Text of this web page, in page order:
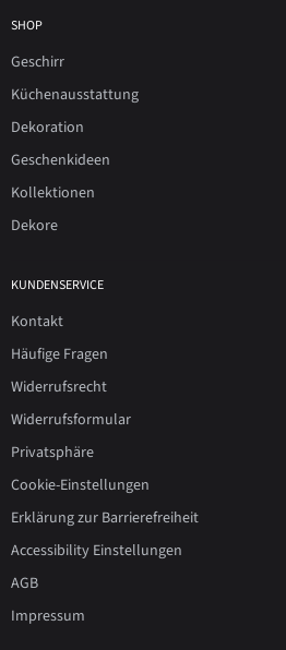
SHOP
Geschirr
Küchenausstattung
Dekoration
Geschenkideen
Kollektionen
Dekore
KUNDENSERVICE
Kontakt
Häufige Fragen
Widerrufsrecht
Widerrufsformular
Privatsphäre
Cookie-Einstellungen
Erklärung zur Barrierefreiheit
Accessibility Einstellungen
AGB
Impressum